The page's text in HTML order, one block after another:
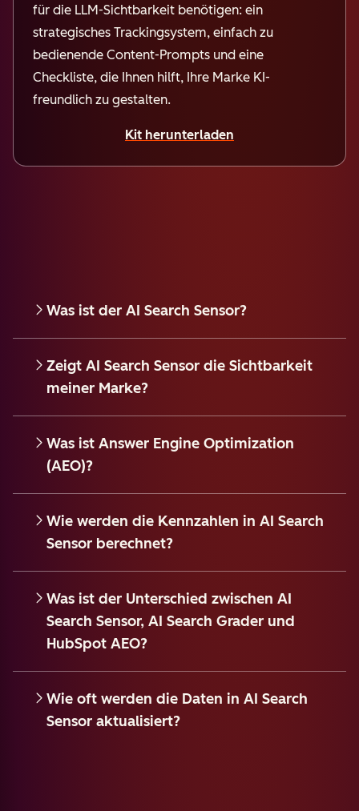
für die LLM-Sichtbarkeit benötigen: ein
strategisches Trackingsystem, einfach zu
bedienende Content-Prompts und eine
Checkliste, die Ihnen hilft, Ihre Marke KI-
freundlich zu gestalten.
Kit herunterladen
Was ist der AI Search Sensor?
Zeigt AI Search Sensor die Sichtbarkeit
meiner Marke?
Was ist Answer Engine Optimization
(AEO)?
Wie werden die Kennzahlen in AI Search
Sensor berechnet?
Was ist der Unterschied zwischen AI
Search Sensor, AI Search Grader und
HubSpot AEO?
Wie oft werden die Daten in AI Search
Sensor aktualisiert?